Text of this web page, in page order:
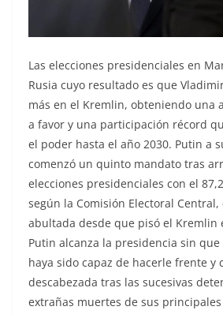
Las elecciones presidenciales en
Rusia cuyo resultado es que
más en el Kremlin, obteniendo una
a favor y una participación récord
el poder hasta el año 2030. Putin a
comenzó un quinto mandato tras
elecciones presidenciales con el
según la Comisión Electoral
abultada desde que pisó el Kremlin
Putin alcanza la presidencia sin
haya sido capaz de hacerle frente y
descabezada tras las sucesivas
extrañas muertes de sus